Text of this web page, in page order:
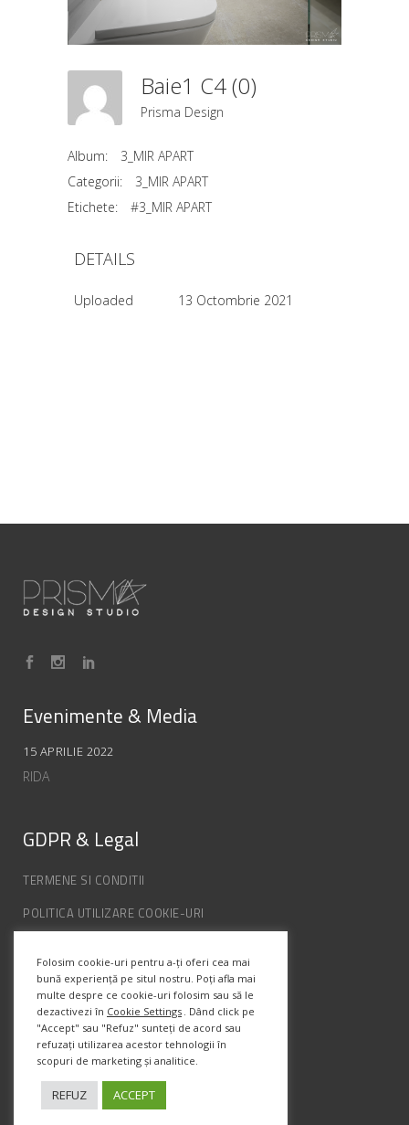
Baie1 C4 (0)
Prisma Design
Album:
3_MIR APART
Categorii:
3_MIR APART
Etichete:
#3_MIR APART
DETAILS
Uploaded 13 Octombrie 2021
Evenimente & Media
15 APRILIE 2022
RIDA
GDPR & Legal
TERMENE SI CONDITII
POLITICA UTILIZARE COOKIE-URI
ANPC
Info Contact
Str. Semenic, Nr.1, Ap.5, Timisoara.
Telefon:(+4) 0747 066 701
Folosim cookie-uri pentru a-ți oferi cea mai
bună experiență pe situl nostru. Poți afla mai
multe despre ce cookie-uri folosim sau să le
dezactivezi în Cookie Settings . Dând click pe
"Accept" sau "Refuz" sunteți de acord sau
refuzați utilizarea acestor tehnologii în
scopuri de marketing și analitice.
REFUZ ACCEPT